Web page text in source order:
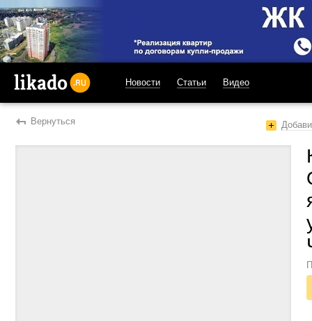
Новости Статьи Видео
Вернуться